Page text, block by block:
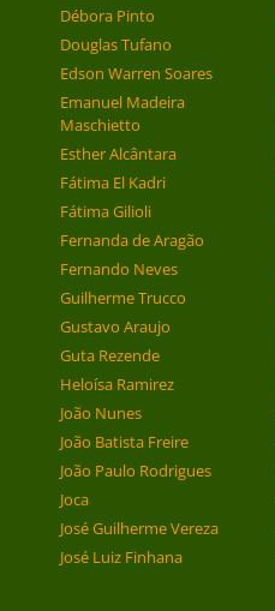
Débora Pinto
Douglas Tufano
Edson Warren Soares
Emanuel Madeira
Maschietto
Esther Alcântara
Fátima El Kadri
Fátima Gilioli
Fernanda de Aragão
Fernando Neves
Guilherme Trucco
Gustavo Araujo
Guta Rezende
Heloísa Ramirez
João Nunes
João Batista Freire
João Paulo Rodrigues
Joca
José Guilherme Vereza
José Luiz Finhana